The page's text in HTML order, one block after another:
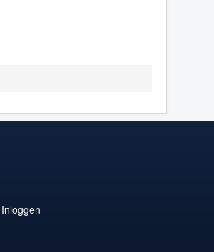
Inloggen